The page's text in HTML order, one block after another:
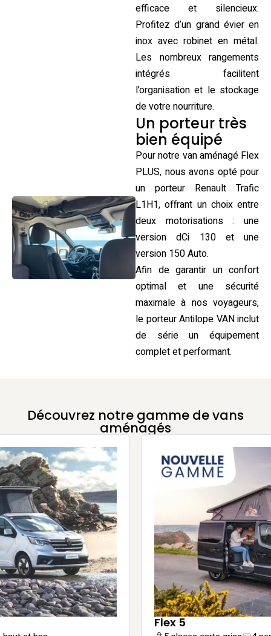
efficace et silencieux.
Profitez d’un grand évier en
inox avec robinet en métal.
Les nombreux rangements
intégrés facilitent
l’organisation et le stockage
de votre nourriture.
Un porteur très
bien équipé
Pour notre van aménagé Flex
PLUS, nous avons opté pour
un porteur Renault Trafic
L1H1, offrant un choix entre
deux motorisations : une
version dCi 130 et une
version 150 Auto.
Afin de garantir un confort
optimal et une sécurité
maximale à nos voyageurs,
le porteur Antilope VAN inclut
de série un équipement
complet et performant.
Découvrez notre gamme de vans
aménagés
Flex 5